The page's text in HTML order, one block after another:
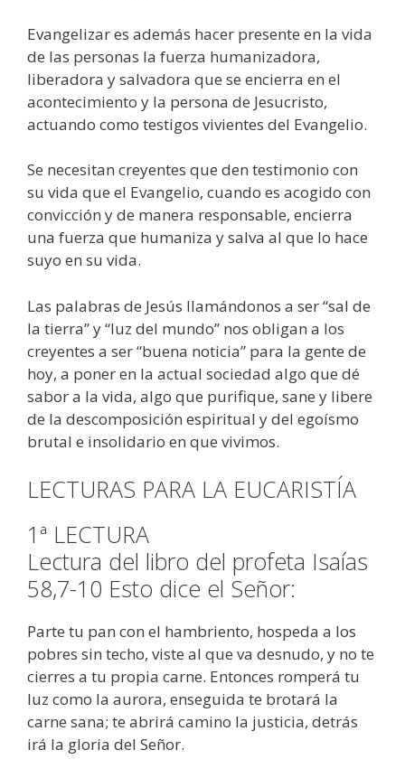
Evangelizar es además hacer presente en la vida
de las personas la fuerza humanizadora,
liberadora y salvadora que se encierra en el
acontecimiento y la persona de Jesucristo,
actuando como testigos vivientes del Evangelio.
Se necesitan creyentes que den testimonio con
su vida que el Evangelio, cuando es acogido con
convicción y de manera responsable, encierra
una fuerza que humaniza y salva al que lo hace
suyo en su vida.
Las palabras de Jesús llamándonos a ser “sal de
la tierra” y “luz del mundo” nos obligan a los
creyentes a ser “buena noticia” para la gente de
hoy, a poner en la actual sociedad algo que dé
sabor a la vida, algo que purifique, sane y libere
de la descomposición espiritual y del egoísmo
brutal e insolidario en que vivimos.
LECTURAS PARA LA EUCARISTÍA
1ª LECTURA
Lectura del libro del profeta Isaías
58,7-10 Esto dice el Señor:
Parte tu pan con el hambriento, hospeda a los
pobres sin techo, viste al que va desnudo, y no te
cierres a tu propia carne. Entonces romperá tu
luz como la aurora, enseguida te brotará la
carne sana; te abrirá camino la justicia, detrás
irá la gloria del Señor.